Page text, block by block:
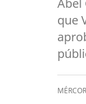
que